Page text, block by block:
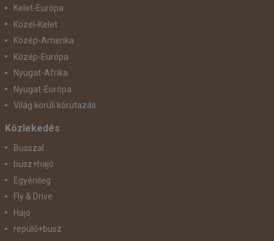
Kelet-Európa
Közel-Kelet
Közép-Amerika
Közép-Európa
Nyugat-Afrika
Nyugat-Európa
Világ körüli körutazás
Közlekedés
Busszal
busz+hajó
Egyénileg
Fly & Drive
Hajó
repülő+busz